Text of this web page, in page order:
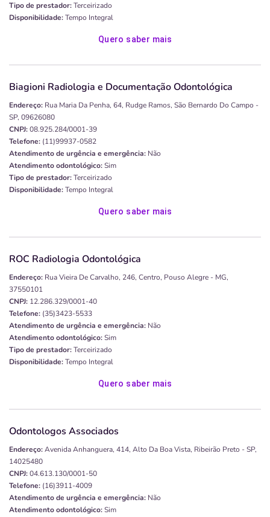
Tipo de prestador:Terceirizado
Disponibilidade:Tempo Integral
Quero saber mais
Biagioni Radiologia e Documentação Odontológica
Endereço: Rua Maria Da Penha, 64, Rudge Ramos, São Bernardo Do Campo -
SP, 09626080
CNPJ:08.925.284/0001-39
Telefone: (11)99937-0582
Atendimento de urgência e emergência: Não
Atendimento odontológico:Sim
Tipo de prestador:Terceirizado
Disponibilidade:Tempo Integral
Quero saber mais
ROC Radiologia Odontológica
Endereço: Rua Vieira De Carvalho, 246, Centro, Pouso Alegre - MG,
37550101
CNPJ: 12.286.329/0001-40
Telefone: (35)3423-5533
Atendimento de urgência e emergência: Não
Atendimento odontológico:Sim
Tipo de prestador:Terceirizado
Disponibilidade:Tempo Integral
Quero saber mais
Odontologos Associados
Endereço:Avenida Anhanguera, 414, Alto Da Boa Vista, Ribeirão Preto - SP,
14025480
CNPJ:04.613.130/0001-50
Telefone: (16)3911-4009
Atendimento de urgência e emergência: Não
Atendimento odontológico:Sim